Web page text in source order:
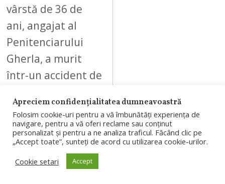
vârstă de 36 de
ani, angajat al
Penitenciarului
Gherla, a murit
într-un accident de
produs pe…
Apreciem confidențialitatea dumneavoastră
Folosim cookie-uri pentru a vă îmbunătăți experiența de
navigare, pentru a vă oferi reclame sau conținut
personalizat și pentru a ne analiza traficul. Făcând clic pe
„Accept toate”, sunteți de acord cu utilizarea cookie-urilor.
Cookie setari
Accept